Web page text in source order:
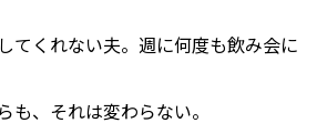
てくれない夫。週に何度も飲み会に
も、それは変わらない。